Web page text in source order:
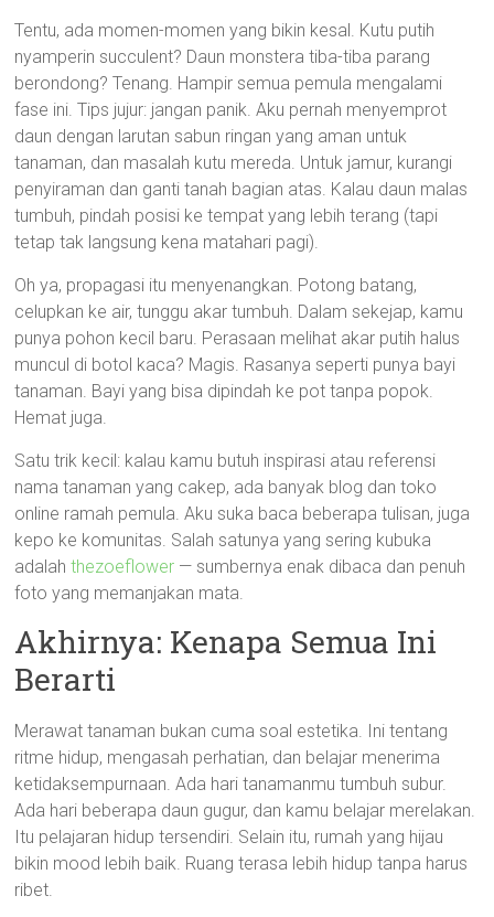
Tentu, ada momen-momen yang bikin kesal. Kutu putih
nyamperin succulent? Daun monstera tiba-tiba parang
berondong? Tenang. Hampir semua pemula mengalami
fase ini. Tips jujur: jangan panik. Aku pernah menyemprot
daun dengan larutan sabun ringan yang aman untuk
tanaman, dan masalah kutu mereda. Untuk jamur, kurangi
penyiraman dan ganti tanah bagian atas. Kalau daun malas
tumbuh, pindah posisi ke tempat yang lebih terang (tapi
tetap tak langsung kena matahari pagi).
Oh ya, propagasi itu menyenangkan. Potong batang,
celupkan ke air, tunggu akar tumbuh. Dalam sekejap, kamu
punya pohon kecil baru. Perasaan melihat akar putih halus
muncul di botol kaca? Magis. Rasanya seperti punya bayi
tanaman. Bayi yang bisa dipindah ke pot tanpa popok.
Hemat juga.
Satu trik kecil: kalau kamu butuh inspirasi atau referensi
nama tanaman yang cakep, ada banyak blog dan toko
online ramah pemula. Aku suka baca beberapa tulisan, juga
kepo ke komunitas. Salah satunya yang sering kubuka
adalahthezoeflower — sumbernya enak dibaca dan penuh
foto yang memanjakan mata.
Akhirnya: Kenapa Semua Ini
Berarti
Merawat tanaman bukan cuma soal estetika. Ini tentang
ritme hidup, mengasah perhatian, dan belajar menerima
ketidaksempurnaan. Ada hari tanamanmu tumbuh subur.
Ada hari beberapa daun gugur, dan kamu belajar merelakan.
Itu pelajaran hidup tersendiri. Selain itu, rumah yang hijau
bikin mood lebih baik. Ruang terasa lebih hidup tanpa harus
ribet.